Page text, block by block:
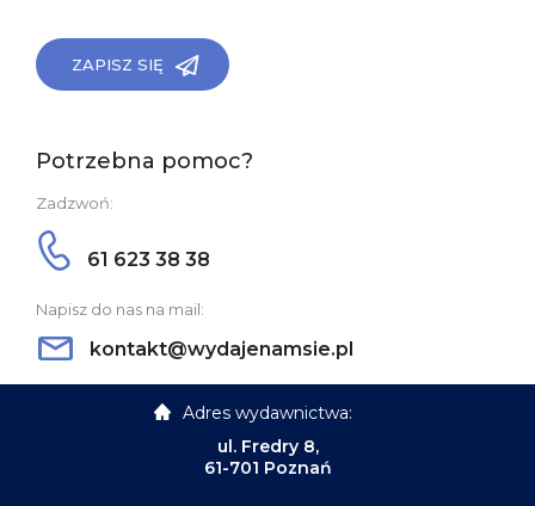
ZAPISZ SIĘ
Potrzebna pomoc?
Zadzwoń:
61 623 38 38
Napisz do nas na mail:
kontakt@wydajenamsie.pl
Adres wydawnictwa:
ul. Fredry 8,
61-701 Poznań